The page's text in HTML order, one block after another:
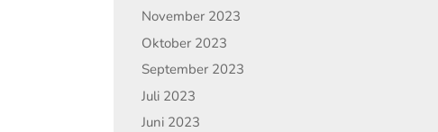
November 2023
Oktober 2023
September 2023
Juli 2023
Juni 2023